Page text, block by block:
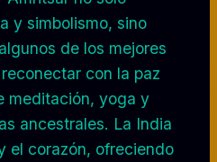
y simbolismo, sino
de los mejores
con la paz
meditación, yoga y
ancestrales. La India
el corazón, ofreciendo